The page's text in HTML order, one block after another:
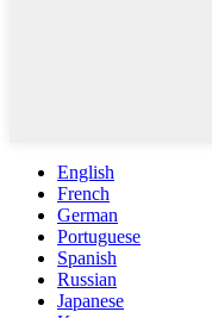
English
French
German
Portuguese
Spanish
Russian
Japanese